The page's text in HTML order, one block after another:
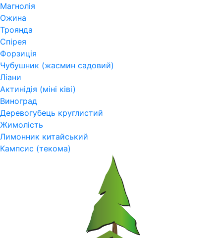
Магнолія
Ожина
Троянда
Спірея
Форзиція
Чубушник (жасмин садовий)
Ліани
Актинідія (міні ківі)
Виноград
Деревогубець круглистий
Жимолість
Лимонник китайський
Кампсис (текома)